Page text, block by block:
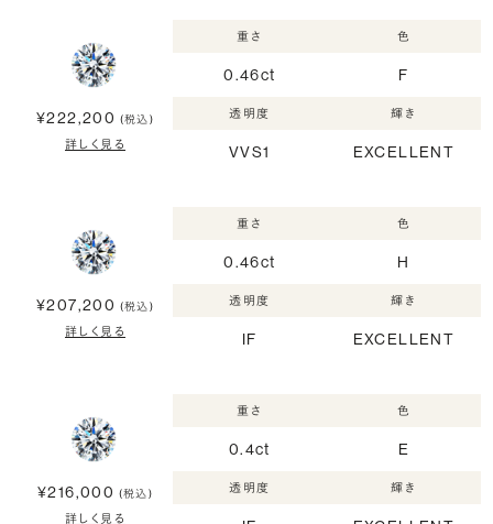
¥222,200 (税込)
詳しく見る
重さ
0.46ct
色
F
透明度
VVS1
輝き
EXCELLENT
¥207,200 (税込)
詳しく見る
重さ
0.46ct
色
H
透明度
IF
輝き
EXCELLENT
¥216,000 (税込)
詳しく見る
重さ
0.4ct
色
E
透明度 輝き